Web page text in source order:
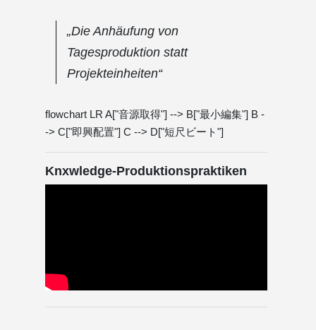
„Die Anhäufung von
Tagesproduktion statt
Projekteinheiten“
flowchart LR A["音源取得"] --> B["最小編集"] B -
-> C["即興配置"] C --> D["短尺ビート"]
Knxwledge-Produktionspraktiken